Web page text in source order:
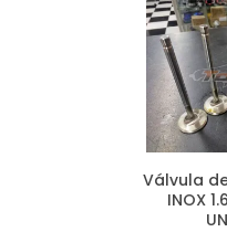
Válvula
INOX